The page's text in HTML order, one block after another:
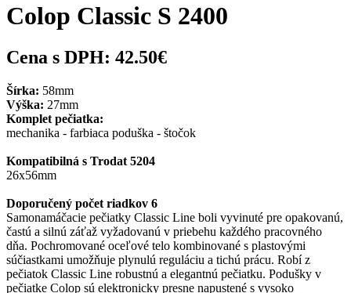
Colop Classic S 2400
Cena s DPH: 42.50€
Šírka: 58mm
Výška: 27mm
Komplet pečiatka:
mechanika - farbiaca poduška - štočok
Kompatibilná s Trodat 5204
26x56mm
Doporučený počet riadkov 6
Samonamáčacie pečiatky Classic Line boli vyvinuté pre opakovanú,
častú a silnú záťaž vyžadovanú v priebehu každého pracovného
dňa. Pochromované oceľové telo kombinované s plastovými
súčiastkami umožňuje plynulú reguláciu a tichú prácu. Robí z
pečiatok Classic Line robustnú a elegantnú pečiatku. Podušky v
pečiatke Colop sú elektronicky presne napustené s vysoko